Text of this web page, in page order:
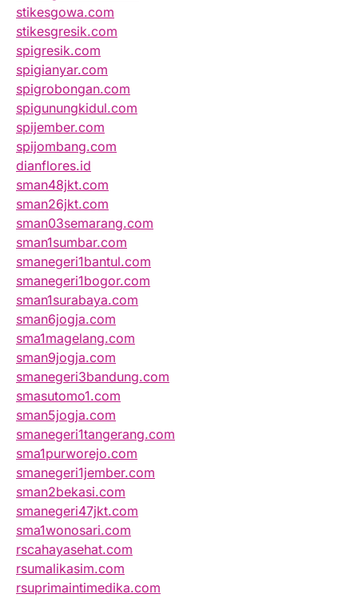
stikesgowa.com
stikesgresik.com
spigresik.com
spigianyar.com
spigrobongan.com
spigunungkidul.com
spijember.com
spijombang.com
dianflores.id
sman48jkt.com
sman26jkt.com
sman03semarang.com
sman1sumbar.com
smanegeri1bantul.com
smanegeri1bogor.com
sman1surabaya.com
sman6jogja.com
sma1magelang.com
sman9jogja.com
smanegeri3bandung.com
smasutomo1.com
sman5jogja.com
smanegeri1tangerang.com
sma1purworejo.com
smanegeri1jember.com
sman2bekasi.com
smanegeri47jkt.com
sma1wonosari.com
rscahayasehat.com
rsumalikasim.com
rsuprimaintimedika.com